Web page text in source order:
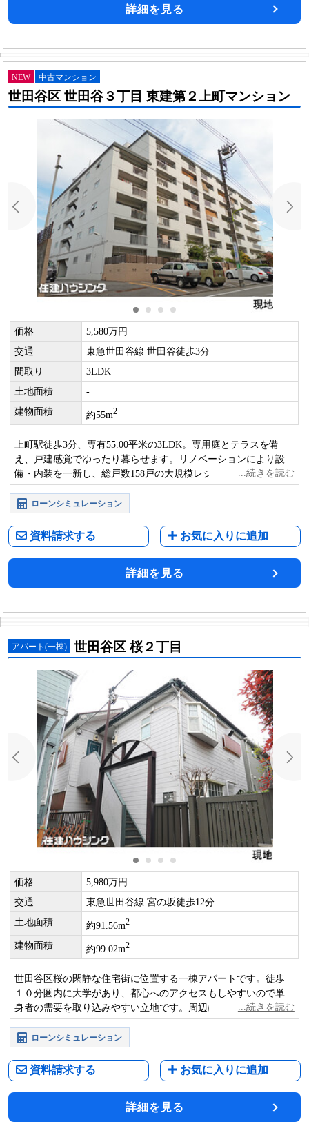
詳細を見る
NEW 中古マンション
世田谷区 世田谷３丁目 東建第２上町マンション
価格
5,580万円
交通
東急世田谷線 世田谷徒歩3分
間取り
3LDK
土地面積
-
建物面積
約55m2
上町駅徒歩3分、専有55.00平米の3LDK。専用庭とテラスを備
え、戸建感覚でゆったり暮らせます。リノベーションにより設
備・内装を一新し、総戸数158戸の大規模レジデンスならではの
安心感と快適性を兼ね備えています。
ローンシミュレーション
資料請求する お気に入りに追加
詳細を見る
アパート(一棟) 世田谷区 桜２丁目
価格
5,980万円
交通
東急世田谷線 宮の坂徒歩12分
土地面積
約91.56m2
建物面積 約99.02m2
世田谷区桜の閑静な住宅街に位置する一棟アパートです。徒歩
１０分圏内に大学があり、都心へのアクセスもしやすいので単
身者の需要を取り込みやすい立地です。周辺に公園が多く、緑
豊かな環境です。
ローンシミュレーション
資料請求する お気に入りに追加
詳細を見る